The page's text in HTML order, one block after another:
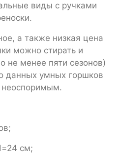
виды с ручками
а также низкая цена
можно стирать и
не менее пяти сезонов)
данных умных горшков
неоспоримым.
см;